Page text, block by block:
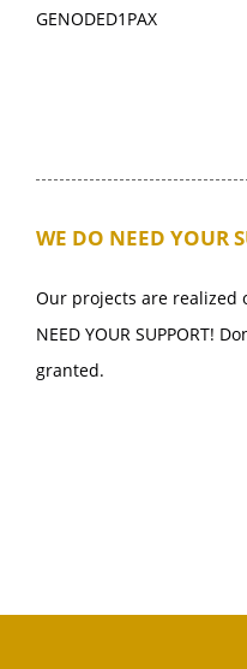
GENODED1PAX
WE DO NEED YOUR
Our projects are realized
NEED YOUR SUPPORT!
granted.